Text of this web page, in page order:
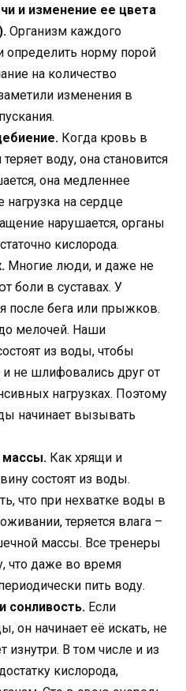
и изменение ее цвета
Организм каждого
определить норму порой
на количество
изменения в
Когда кровь в
воду, она становится
она медленнее
нагрузка на сердце
нарушается, органы
кислорода.
Многие люди, и даже не
боли в суставах. У
после бега или прыжков.
мелочей. Наши
из воды, чтобы
и не шлифовались друг от
нагрузках. Поэтому
начинает вызывать
Как хрящи и
состоят из воды.
что при нехватке воды в
теряется влага –
массы. Все тренеры
что даже во время
пить воду.
сонливость. Если
он начинает её искать, не
изнутри. В том числе и из
кислорода,